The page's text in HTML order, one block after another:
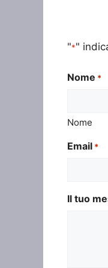
"*"
Nome *
Nome
Email *
Il tuo